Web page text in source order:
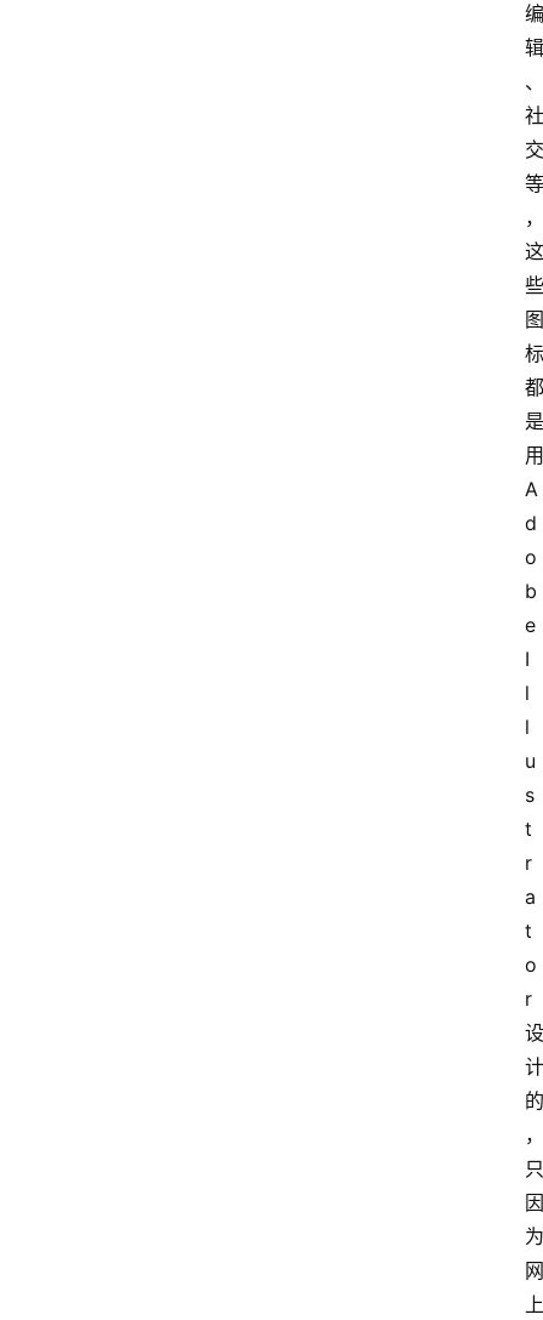
编
辑
、
社
交
等
，
这
些
图
标
都
是
用
A
d
o
b
e
I
l
l
u
s
t
r
a
t
o
r
设
计
的
，
只
因
为
网
上